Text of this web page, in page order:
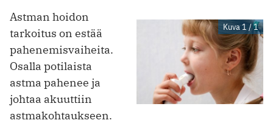
Kuva 1 / 1
Astman hoidon
tarkoitus on estää
pahenemisvaiheita.
Osalla potilaista
astma pahenee ja
johtaa akuuttiin
astmakohtaukseen.